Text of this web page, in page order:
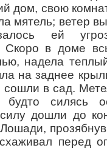
дом, свою
мятель; ветер
ей
Скоро в доме
надела
на заднее
в сад.
будто силясь
дошли до
перед